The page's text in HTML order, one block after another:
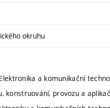
okruhu
a komunikační
provozu a